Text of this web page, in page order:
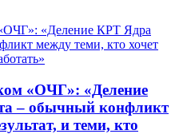
«ОЧГ»: «Деление
– обычный конфликт
и теми, кто